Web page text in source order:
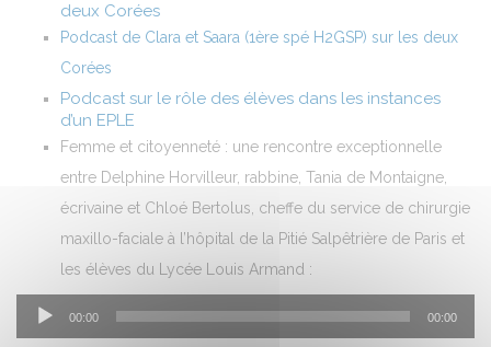
deux Corées
Podcast de Clara et Saara (1ère spé H2GSP) sur les deux
Corées
Podcast sur le rôle des élèves dans les instances
d’un EPLE
Femme et citoyenneté : une rencontre exceptionnelle
entre Delphine Horvilleur, rabbine, Tania de Montaigne,
écrivaine et Chloé Bertolus, cheffe du service de chirurgie
maxillo-faciale à l’hôpital de la Pitié Salpêtrière de Paris et
les élèves du Lycée Louis Armand :
Lecteur
audio
00:00 00:00